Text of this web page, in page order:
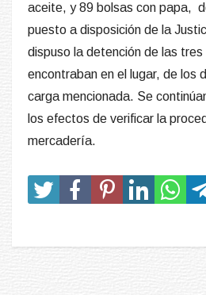
aceite, y 89 bolsas con papa,
puesto a disposición de la
dispuso la detención de las
encontraban en el lugar, de los
carga mencionada. Se
los efectos de verificar la
mercadería.